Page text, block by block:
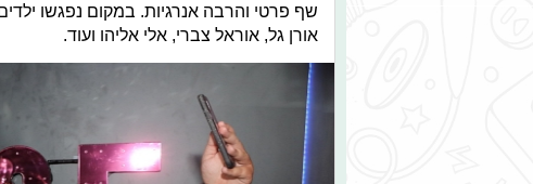
שף פרטי והרבה אנרגיות. במקום נפגשו
אורן גל, אוראל צברי, אלי אליהו ועוד.